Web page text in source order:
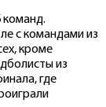
команд.
с командами из
кроме
из
где